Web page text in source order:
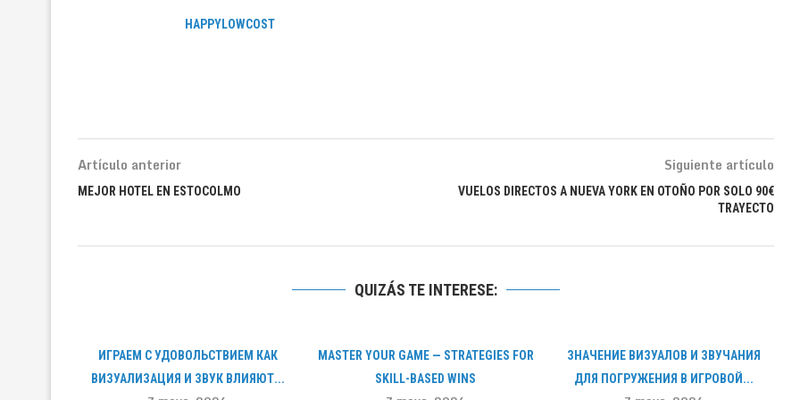
HAPPYLOWCOST
Artículo anterior
MEJOR HOTEL EN ESTOCOLMO
Siguiente artículo
VUELOS DIRECTOS A NUEVA YORK EN OTOÑO POR SOLO 90€
TRAYECTO
QUIZÁS TE INTERESE:
ИГРАЕМ С УДОВОЛЬСТВИЕМ КАК
ВИЗУАЛИЗАЦИЯ И ЗВУК ВЛИЯЮТ...
MASTER YOUR GAME — STRATEGIES FOR
SKILL-BASED WINS
ЗНАЧЕНИЕ ВИЗУАЛОВ И ЗВУЧАНИЯ
ДЛЯ ПОГРУЖЕНИЯ В ИГРОВОЙ...